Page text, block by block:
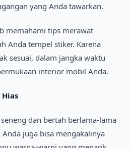
yang Anda tawarkan.
memahami tips merawat
Anda tempel stiker. Karena
sesuai, dalam jangka waktu
interior mobil Anda.
dan bertah berlama-lama
juga bisa mengakalinya